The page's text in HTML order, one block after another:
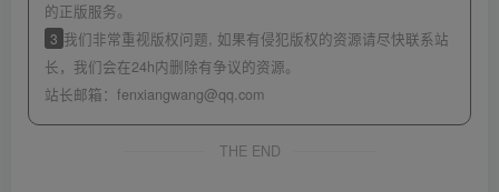
的正版服务。
3 我们非常重视版权问题, 如果有侵犯版权的资源请尽快联系站
长，我们会在24h内删除有争议的资源。
站长邮箱： fenxiangwang@qq.com
THE END